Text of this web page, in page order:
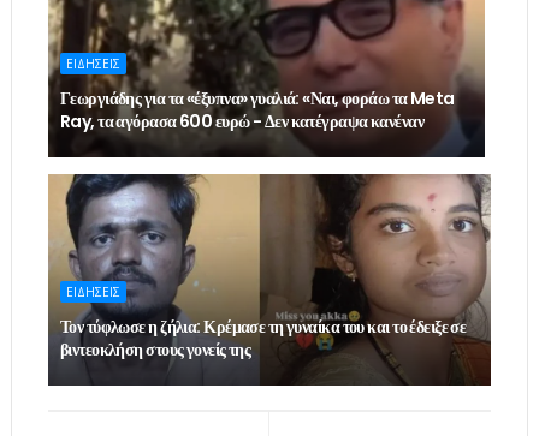
ΕΙΔΗΣΕΙΣ
Γεωργιάδης για τα «έξυπνα» γυαλιά: «Ναι, φοράω τα Meta
Ray, τα αγόρασα 600 ευρώ - Δεν κατέγραψα κανέναν
ΕΙΔΗΣΕΙΣ
Τον τύφλωσε η ζήλια: Κρέμασε τη γυναίκα του και το έδειξε σε
βιντεοκλήση στους γονείς της